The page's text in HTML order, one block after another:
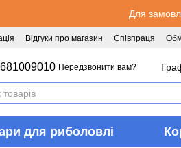
Для
Відгуки про магазин Співпраця
Передзвонити вам?
для риболовлі